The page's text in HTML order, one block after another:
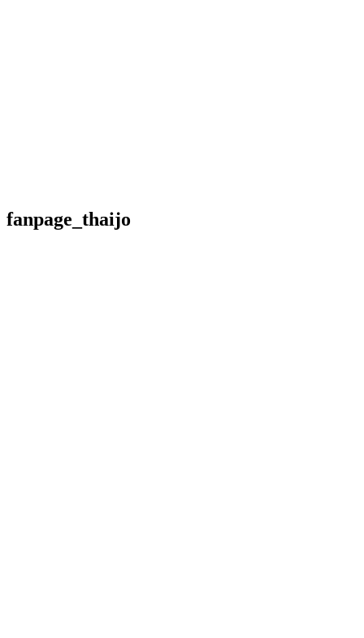
fanpage_thaijo